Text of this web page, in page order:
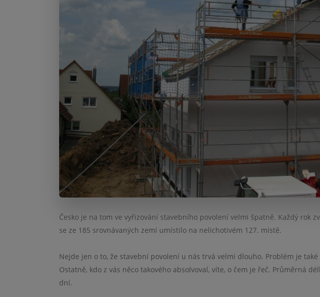
Česko je na tom ve vyřizování stavebního povolení velmi špatně. Každý rok
se ze 185 srovnávaných zemí umístilo na nelichotivém 127. místě.
Nejde jen o to, že stavební povolení u nás trvá velmi dlouho. Problém je
Ostatně, kdo z vás něco takového absolvoval, víte, o čem je řeč. Průměrná
dní.